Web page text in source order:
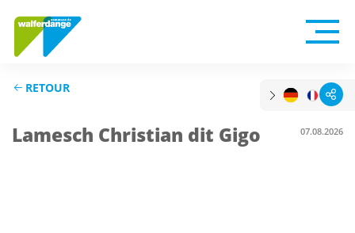
RETOUR
Lamesch Christian dit Gigo 07.08.2026